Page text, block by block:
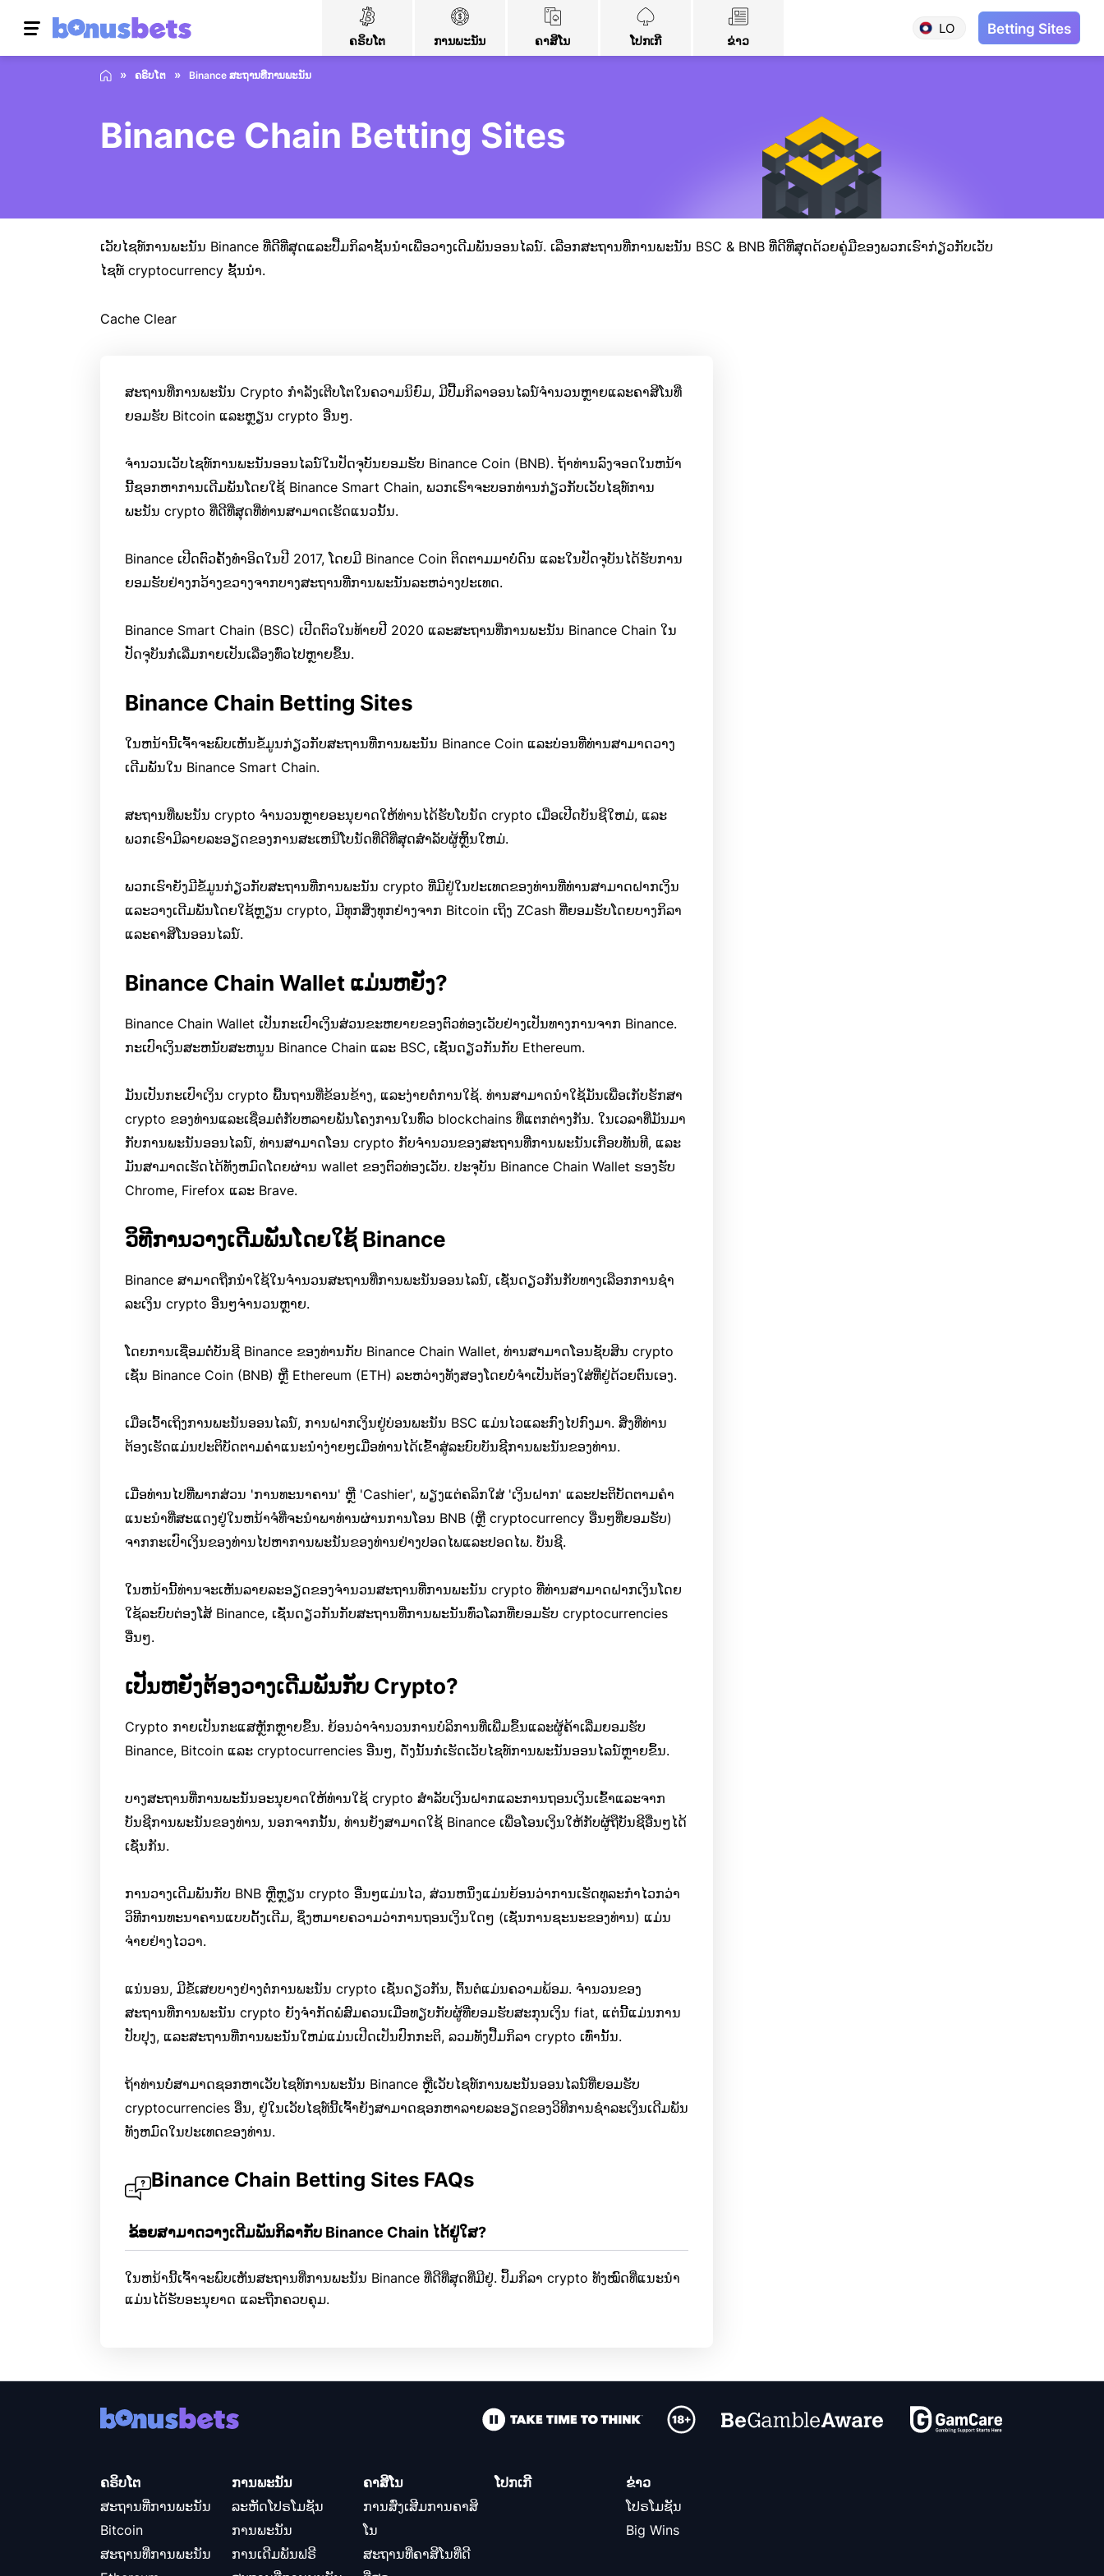
ຄຣິບໂຕ ການພະນັນ ຄາສິໂນ ໂປກເກີ ຂ່າວ
LO Betting Sites
ຄຣິບໂຕ Binance ສະຖານທີ່ການພະນັນ
Binance Chain Betting Sites
ເວັບໄຊທ໌ການພະນັນ Binance ທີ່ດີທີ່ສຸດແລະປື້ມກິລາຊັ້ນນໍາເພື່ອວາງເດີມພັນອອນໄລນ໌. ເລືອກສະຖານທີ່ການພະນັນ BSC & BNB ທີ່ດີທີ່ສຸດດ້ວຍຄູ່ມືຂອງພວກເຮົາກ່ຽວກັບເວັບ
ໄຊທ໌ cryptocurrency ຊັ້ນນໍາ.
Cache Clear
ສະຖານທີ່ການພະນັນ Crypto ກໍາລັງເຕີບໂຕໃນຄວາມນິຍົມ, ມີປື້ມກິລາອອນໄລນ໌ຈໍານວນຫຼາຍແລະຄາສິໂນທີ່
ຍອມຮັບ Bitcoin ແລະຫຼຽນ crypto ອື່ນໆ.
ຈໍານວນເວັບໄຊທ໌ການພະນັນອອນໄລນ໌ໃນປັດຈຸບັນຍອມຮັບ Binance Coin (BNB). ຖ້າທ່ານລົງຈອດໃນຫນ້າ
ນີ້ຊອກຫາການເດີມພັນໂດຍໃຊ້ Binance Smart Chain, ພວກເຮົາຈະບອກທ່ານກ່ຽວກັບເວັບໄຊທ໌ການ
ພະນັນ crypto ທີ່ດີທີ່ສຸດທີ່ທ່ານສາມາດເຮັດແນວນັ້ນ.
Binance ເປີດຕົວຄັ້ງທໍາອິດໃນປີ 2017, ໂດຍມີ Binance Coin ຕິດຕາມມາບໍ່ດົນ ແລະໃນປັດຈຸບັນໄດ້ຮັບການ
ຍອມຮັບຢ່າງກວ້າງຂວາງຈາກບາງສະຖານທີ່ການພະນັນລະຫວ່າງປະເທດ.
Binance Smart Chain (BSC) ເປີດຕົວໃນທ້າຍປີ 2020 ແລະສະຖານທີ່ການພະນັນ Binance Chain ໃນ
ປັດຈຸບັນກໍ່ເລີ່ມກາຍເປັນເລື່ອງທົ່ວໄປຫຼາຍຂຶ້ນ.
Binance Chain Betting Sites
ໃນຫນ້ານີ້ເຈົ້າຈະພົບເຫັນຂໍ້ມູນກ່ຽວກັບສະຖານທີ່ການພະນັນ Binance Coin ແລະບ່ອນທີ່ທ່ານສາມາດວາງ
ເດີມພັນໃນ Binance Smart Chain.
ສະຖານທີ່ພະນັນ crypto ຈໍານວນຫຼາຍອະນຸຍາດໃຫ້ທ່ານໄດ້ຮັບໂບນັດ crypto ເມື່ອເປີດບັນຊີໃຫມ່, ແລະ
ພວກເຮົາມີລາຍລະອຽດຂອງການສະເຫນີໂບນັດທີ່ດີທີ່ສຸດສໍາລັບຜູ້ຫຼິ້ນໃຫມ່.
ພວກເຮົາຍັງມີຂໍ້ມູນກ່ຽວກັບສະຖານທີ່ການພະນັນ crypto ທີ່ມີຢູ່ໃນປະເທດຂອງທ່ານທີ່ທ່ານສາມາດຝາກເງິນ
ແລະວາງເດີມພັນໂດຍໃຊ້ຫຼຽນ crypto, ມີທຸກສິ່ງທຸກຢ່າງຈາກ Bitcoin ເຖິງ ZCash ທີ່ຍອມຮັບໂດຍບາງກິລາ
ແລະຄາສິໂນອອນໄລນ໌.
Binance Chain Wallet ແມ່ນຫຍັງ?
Binance Chain Wallet ເປັນກະເປົາເງິນສ່ວນຂະຫຍາຍຂອງຕົວທ່ອງເວັບຢ່າງເປັນທາງການຈາກ Binance.
ກະເປົາເງິນສະຫນັບສະຫນູນ Binance Chain ແລະ BSC, ເຊັ່ນດຽວກັນກັບ Ethereum.
ມັນເປັນກະເປົາເງິນ crypto ພື້ນຖານທີ່ຂ້ອນຂ້າງ, ແລະງ່າຍຕໍ່ການໃຊ້. ທ່ານສາມາດນໍາໃຊ້ມັນເພື່ອເກັບຮັກສາ
crypto ຂອງທ່ານແລະເຊື່ອມຕໍ່ກັບຫລາຍພັນໂຄງການໃນທົ່ວ blockchains ທີ່ແຕກຕ່າງກັນ. ໃນເວລາທີ່ມັນມາ
ກັບການພະນັນອອນໄລນ໌, ທ່ານສາມາດໂອນ crypto ກັບຈໍານວນຂອງສະຖານທີ່ການພະນັນເກືອບທັນທີ, ແລະ
ມັນສາມາດເຮັດໄດ້ທັງຫມົດໂດຍຜ່ານ wallet ຂອງຕົວທ່ອງເວັບ. ປະຈຸບັນ Binance Chain Wallet ຮອງຮັບ
Chrome, Firefox ແລະ Brave.
ວິທີການວາງເດີມພັນໂດຍໃຊ້ Binance
Binance ສາມາດຖືກນໍາໃຊ້ໃນຈໍານວນສະຖານທີ່ການພະນັນອອນໄລນ໌, ເຊັ່ນດຽວກັນກັບທາງເລືອກການຊໍາ
ລະເງິນ crypto ອື່ນໆຈໍານວນຫຼາຍ.
ໂດຍການເຊື່ອມຕໍ່ບັນຊີ Binance ຂອງທ່ານກັບ Binance Chain Wallet, ທ່ານສາມາດໂອນຊັບສິນ crypto
ເຊັ່ນ Binance Coin (BNB) ຫຼື Ethereum (ETH) ລະຫວ່າງທັງສອງໂດຍບໍ່ຈໍາເປັນຕ້ອງໃສ່ທີ່ຢູ່ດ້ວຍຕົນເອງ.
ເມື່ອເວົ້າເຖິງການພະນັນອອນໄລນ໌, ການຝາກເງິນຢູ່ບ່ອນພະນັນ BSC ແມ່ນໄວແລະກົງໄປກົງມາ. ສິ່ງທີ່ທ່ານ
ຕ້ອງເຮັດແມ່ນປະຕິບັດຕາມຄໍາແນະນໍາງ່າຍໆເມື່ອທ່ານໄດ້ເຂົ້າສູ່ລະບົບບັນຊີການພະນັນຂອງທ່ານ.
ເມື່ອທ່ານໄປທີ່ພາກສ່ວນ 'ການທະນາຄານ' ຫຼື 'Cashier', ພຽງແຕ່ຄລິກໃສ່ 'ເງິນຝາກ' ແລະປະຕິບັດຕາມຄໍາ
ແນະນໍາທີ່ສະແດງຢູ່ໃນຫນ້າຈໍທີ່ຈະນໍາພາທ່ານຜ່ານການໂອນ BNB (ຫຼື cryptocurrency ອື່ນໆທີ່ຍອມຮັບ)
ຈາກກະເປົາເງິນຂອງທ່ານໄປຫາການພະນັນຂອງທ່ານຢ່າງປອດໄພແລະປອດໄພ. ບັນຊີ.
ໃນຫນ້ານີ້ທ່ານຈະເຫັນລາຍລະອຽດຂອງຈໍານວນສະຖານທີ່ການພະນັນ crypto ທີ່ທ່ານສາມາດຝາກເງິນໂດຍ
ໃຊ້ລະບົບຕ່ອງໂສ້ Binance, ເຊັ່ນດຽວກັນກັບສະຖານທີ່ການພະນັນທົ່ວໂລກທີ່ຍອມຮັບ cryptocurrencies
ອື່ນໆ.
ເປັນຫຍັງຕ້ອງວາງເດີມພັນກັບ Crypto?
Crypto ກາຍເປັນກະແສຫຼັກຫຼາຍຂຶ້ນ. ຍ້ອນວ່າຈໍານວນການບໍລິການທີ່ເພີ່ມຂຶ້ນແລະຜູ້ຄ້າເລີ່ມຍອມຮັບ
Binance, Bitcoin ແລະ cryptocurrencies ອື່ນໆ, ດັ່ງນັ້ນກໍ່ເຮັດເວັບໄຊທ໌ການພະນັນອອນໄລນ໌ຫຼາຍຂຶ້ນ.
ບາງສະຖານທີ່ການພະນັນອະນຸຍາດໃຫ້ທ່ານໃຊ້ crypto ສໍາລັບເງິນຝາກແລະການຖອນເງິນເຂົ້າແລະຈາກ
ບັນຊີການພະນັນຂອງທ່ານ, ນອກຈາກນັ້ນ, ທ່ານຍັງສາມາດໃຊ້ Binance ເພື່ອໂອນເງິນໃຫ້ກັບຜູ້ຖືບັນຊີອື່ນໆໄດ້
ເຊັ່ນກັນ.
ການວາງເດີມພັນກັບ BNB ຫຼືຫຼຽນ crypto ອື່ນໆແມ່ນໄວ, ສ່ວນຫນຶ່ງແມ່ນຍ້ອນວ່າການເຮັດທຸລະກໍາໄວກວ່າ
ວິທີການທະນາຄານແບບດັ້ງເດີມ, ຊຶ່ງຫມາຍຄວາມວ່າການຖອນເງິນໃດໆ (ເຊັ່ນການຊະນະຂອງທ່ານ) ແມ່ນ
ຈ່າຍຢ່າງໄວວາ.
ແນ່ນອນ, ມີຂໍ້ເສຍບາງຢ່າງຕໍ່ການພະນັນ crypto ເຊັ່ນດຽວກັນ, ຕົ້ນຕໍແມ່ນຄວາມພ້ອມ. ຈໍານວນຂອງ
ສະຖານທີ່ການພະນັນ crypto ຍັງຈໍາກັດພໍສົມຄວນເມື່ອທຽບກັບຜູ້ທີ່ຍອມຮັບສະກຸນເງິນ fiat, ແຕ່ນີ້ແມ່ນການ
ປັບປຸງ, ແລະສະຖານທີ່ການພະນັນໃຫມ່ແມ່ນເປີດເປັນປົກກະຕິ, ລວມທັງປື້ມກິລາ crypto ເທົ່ານັ້ນ.
ຖ້າທ່ານບໍ່ສາມາດຊອກຫາເວັບໄຊທ໌ການພະນັນ Binance ຫຼືເວັບໄຊທ໌ການພະນັນອອນໄລນ໌ທີ່ຍອມຮັບ
cryptocurrencies ອື່ນ, ຢູ່ໃນເວັບໄຊທ໌ນີ້ເຈົ້າຍັງສາມາດຊອກຫາລາຍລະອຽດຂອງວິທີການຊໍາລະເງິນເດີມພັນ
ທັງຫມົດໃນປະເທດຂອງທ່ານ.
Binance Chain Betting Sites FAQs
ຂ້ອຍສາມາດວາງເດີມພັນກິລາກັບ Binance Chain ໄດ້ຢູ່ໃສ?
ໃນຫນ້ານີ້ເຈົ້າຈະພົບເຫັນສະຖານທີ່ການພະນັນ Binance ທີ່ດີທີ່ສຸດທີ່ມີຢູ່. ປຶ້ມກິລາ crypto ທັງໝົດທີ່ແນະນຳ
ແມ່ນໄດ້ຮັບອະນຸຍາດ ແລະຖືກຄວບຄຸມ.
ຄຣິບໂຕ
ສະຖານທີ່ການພະນັນ
Bitcoin
ສະຖານທີ່ການພະນັນ
ການພະນັນ
ລະຫັດໂປຣໂມຊັນ
ການພະນັນ
ການເດີມພັນຟຣີ
ຄາສິໂນ
ການສົ່ງເສີມການຄາສິ
ໂນ
ສະຖານທີ່ຄາສິໂນທີ່ດີ
ໂປກເກີ
ຂ່າວ
ໂປຣໂມຊັນ
Big Wins